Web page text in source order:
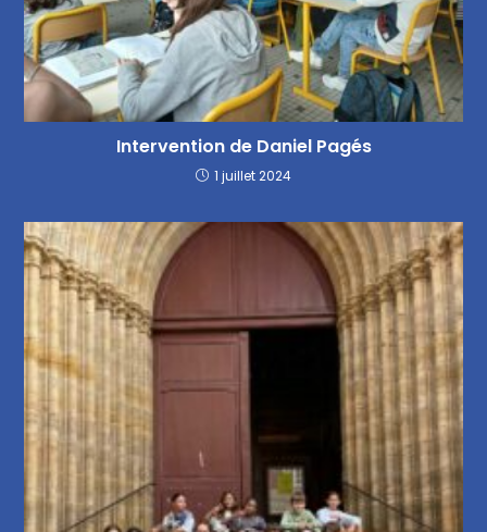
Intervention de Daniel Pagés
1 juillet 2024